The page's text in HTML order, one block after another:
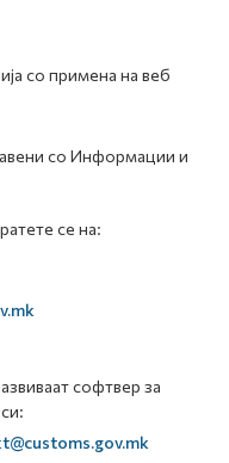
со примена на веб
со Информации и
се на:
софтвер за